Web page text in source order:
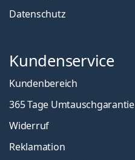
Datenschutz
Kundenservice
Kundenbereich
365 Tage Umtauschgarantie
Widerruf
Reklamation